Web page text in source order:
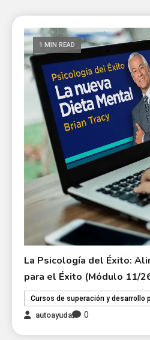
1 MIN READ
La Psicología del Éxito:
para el Éxito (Módulo 11/
Cursos de superación y desarrollo
autoayuda
0